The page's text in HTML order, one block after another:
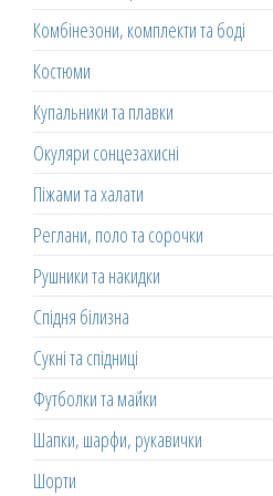
Комбінезони, комплекти та боді
Костюми
Купальники та плавки
Окуляри сонцезахисні
Піжами та халати
Реглани, поло та сорочки
Рушники та накидки
Спідня білизна
Сукні та спідниці
Футболки та майки
Шапки, шарфи, рукавички
Шорти